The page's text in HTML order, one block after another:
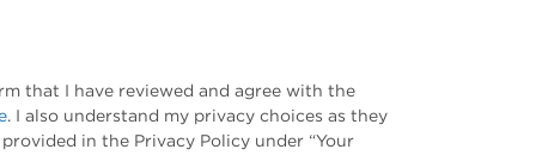
that I have reviewed and agree with the
. I also understand my privacy choices as they
in the Privacy Policy under “Your